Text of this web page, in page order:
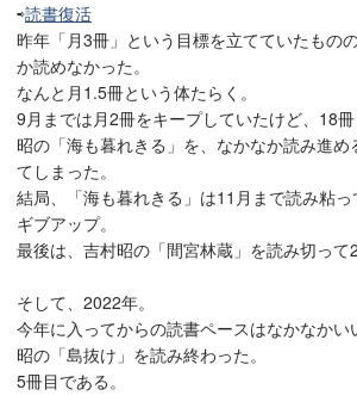
⇨読書復活
昨年「月3冊」という目標を立てていたもの
か読めなかった。
なんと月1.5冊という体たらく。
9月までは月2冊をキープしていたけど、18
昭の「海も暮れきる」を、なかなか読み進め
てしまった。
結局、「海も暮れきる」は11月まで読み粘
ギブアップ。
最後は、吉村昭の「間宮林蔵」を読み切って
そして、2022年。
今年に入ってからの読書ペースはなかなか
昭の「島抜け」を読み終わった。
5冊目である。